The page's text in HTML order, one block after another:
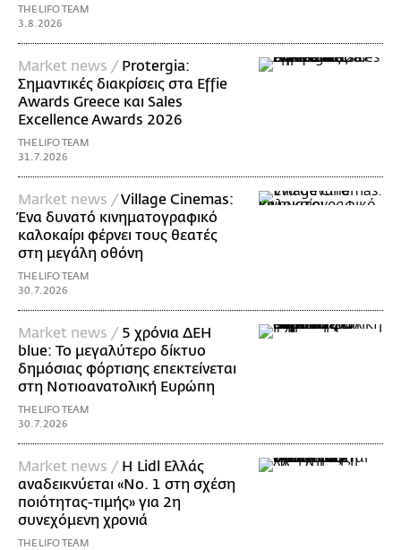
THE LIFO TEAM
3.8.2026
Market news / Protergia:
Σημαντικές διακρίσεις στα Effie
Awards Greece και Sales
Excellence Awards 2026
THE LIFO TEAM
31.7.2026
Market news /Village Cinemas:
Ένα δυνατό κινηματογραφικό
καλοκαίρι φέρνει τους θεατές
στη μεγάλη οθόνη
THE LIFO TEAM
30.7.2026
Market news / 5 χρόνια ΔΕΗ
blue: Το μεγαλύτερο δίκτυο
δημόσιας φόρτισης επεκτείνεται
στη Νοτιοανατολική Ευρώπη
THE LIFO TEAM
30.7.2026
Market news / Η Lidl Ελλάς
αναδεικνύεται «Νo. 1 στη σχέση
ποιότητας-τιμής» για 2η
συνεχόμενη χρονιά
THE LIFO TEAM